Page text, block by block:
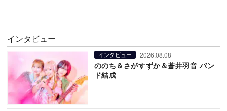
インタビュー
インタビュー 2026.08.08
ののち＆さがすずか＆蒼井羽音 バン
ド結成